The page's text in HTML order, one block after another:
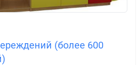
(более 600